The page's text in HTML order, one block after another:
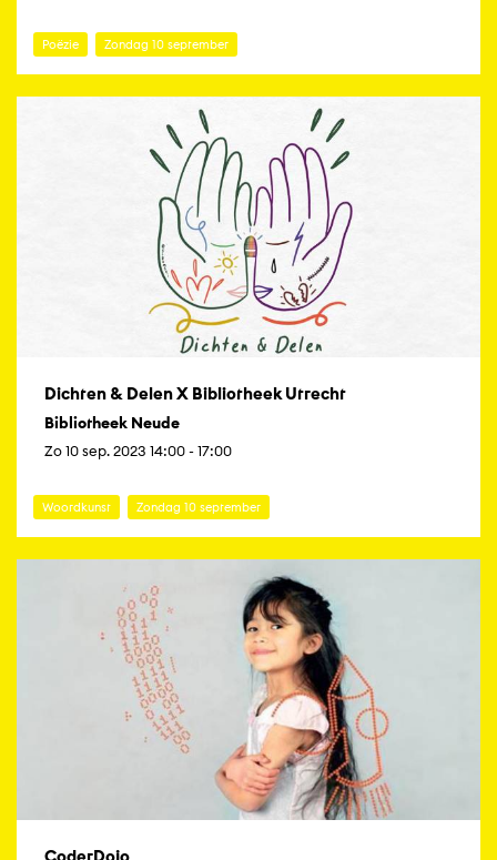
Poëzie Zondag 10 september
Dichten & Delen X Bibliotheek Utrecht
Bibliotheek Neude
Zo 10 sep. 2023 14:00 - 17:00
Woordkunst Zondag 10 september